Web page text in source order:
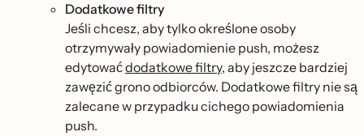
Dodatkowe filtry
Jeśli chcesz, aby tylko określone osoby
otrzymywały powiadomienie push, możesz
edytowaćdodatkowe filtry, aby jeszcze bardziej
zawęzić grono odbiorców. Dodatkowe filtry nie są
zalecane w przypadku cichego powiadomienia
push.